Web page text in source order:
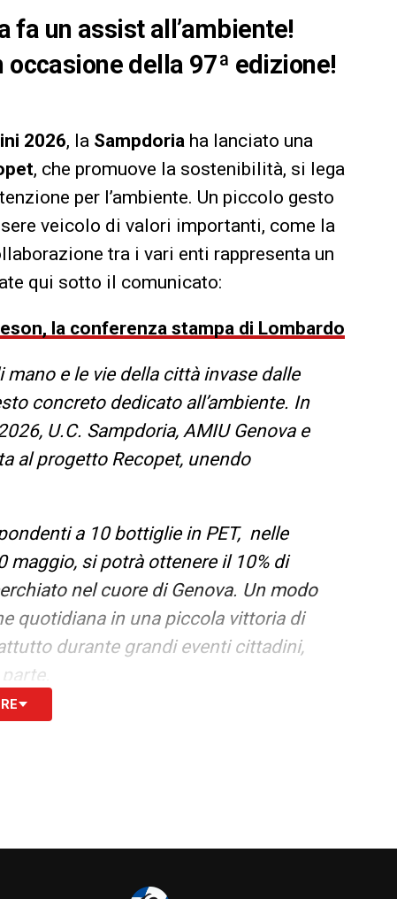
un assist all’ambiente!
della 97ª edizione!
2026, la Sampdoria ha lanciato una
, che promuove la sostenibilità, si lega
per l’ambiente. Un piccolo gesto
veicolo di valori importanti, come la
tra i vari enti rappresenta un
qui sotto il comunicato:
la conferenza stampa di Lombardo
e le vie della città invase dalle
concreto dedicato all’ambiente. In
U.C. Sampdoria, AMIU Genova e
al progetto Recopet, unendo
a 10 bottiglie in PET, nelle
maggio, si potrà ottenere il 10% di
nel cuore di Genova. Un modo
quotidiana in una piccola vittoria di
durante grandi eventi cittadini,
“Premio sbloccato! Per te 10%
semplice ma concreto: